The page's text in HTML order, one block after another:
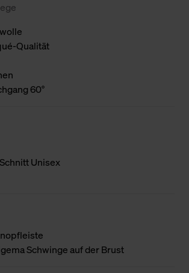
Qualität
60°
Unisex
Schwinge auf der Brust